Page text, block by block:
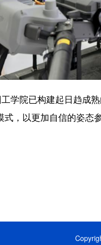
学院已构建起日趋成
，以更加自信的姿